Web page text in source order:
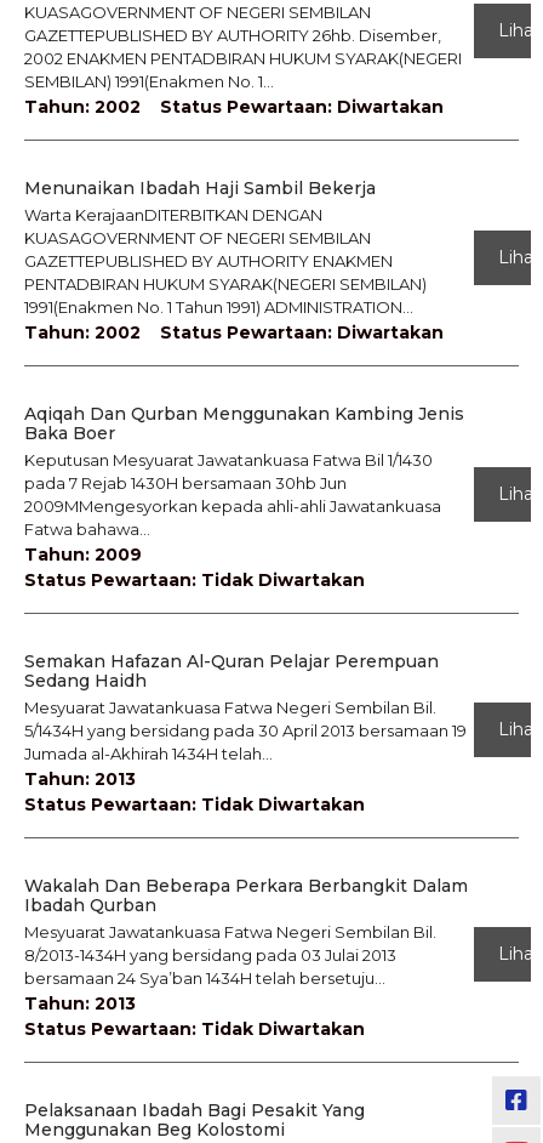
KUASAGOVERNMENT OF NEGERI SEMBILAN
GAZETTEPUBLISHED BY AUTHORITY 26hb. Disember,
2002 ENAKMEN PENTADBIRAN HUKUM SYARAK(NEGERI
SEMBILAN) 1991(Enakmen No. 1...
Tahun: 2002 Status Pewartaan: Diwartakan
Lihat
Menunaikan Ibadah Haji Sambil Bekerja
Warta KerajaanDITERBITKAN DENGAN
KUASAGOVERNMENT OF NEGERI SEMBILAN
GAZETTEPUBLISHED BY AUTHORITY ENAKMEN
PENTADBIRAN HUKUM SYARAK(NEGERI SEMBILAN)
1991(Enakmen No. 1 Tahun 1991) ADMINISTRATION...
Tahun: 2002 Status Pewartaan: Diwartakan
Lihat
Aqiqah Dan Qurban Menggunakan Kambing Jenis
Baka Boer
Keputusan Mesyuarat Jawatankuasa Fatwa Bil 1/1430
pada 7 Rejab 1430H bersamaan 30hb Jun
2009MMengesyorkan kepada ahli-ahli Jawatankuasa
Fatwa bahawa...
Tahun: 2009
Status Pewartaan: Tidak Diwartakan
Lihat
Semakan Hafazan Al-Quran Pelajar Perempuan
Sedang Haidh
Mesyuarat Jawatankuasa Fatwa Negeri Sembilan Bil.
5/1434H yang bersidang pada 30 April 2013 bersamaan 19
Jumada al-Akhirah 1434H telah...
Tahun: 2013
Status Pewartaan: Tidak Diwartakan
Lihat
Wakalah Dan Beberapa Perkara Berbangkit Dalam
Ibadah Qurban
Mesyuarat Jawatankuasa Fatwa Negeri Sembilan Bil.
8/2013-1434H yang bersidang pada 03 Julai 2013
bersamaan 24 Sya’ban 1434H telah bersetuju...
Tahun: 2013
Status Pewartaan: Tidak Diwartakan
Lihat
Pelaksanaan Ibadah Bagi Pesakit Yang
Menggunakan Beg Kolostomi